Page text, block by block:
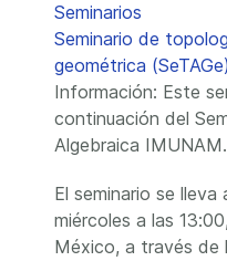
Seminarios
Seminario de
geométrica (SeTAGe)
Información: Este
continuación del
Algebraica IMUNAM.
El seminario se
miércoles a las
México, a través de